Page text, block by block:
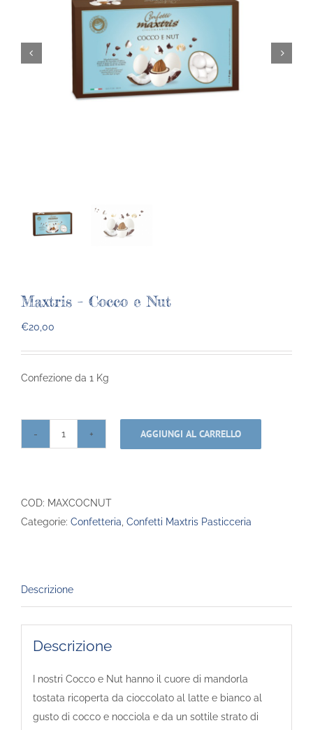
Maxtris – Cocco e Nut
€20,00
Confezione da 1 Kg
e
Nut
AGGIUNGI AL CARRELLO
COD: MAXCOCNUT
Categorie: Confetteria Confetti Maxtris Pasticceria
Descrizione
Descrizione
I nostri Cocco e Nut hanno il cuore di mandorla
tostata ricoperta da cioccolato al latte e bianco al
gusto di cocco e nocciola e da un sottile strato di